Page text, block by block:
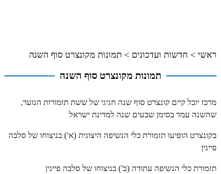
ראשי> חדשות ועדכונים > תמונות מקונצרט סוף השנה
תמונות מקונצרט סוף השנה
מרכז יובל קיים קונצרט סוף שנה חגיגי של ששת תזמורות הנוער,
שהשנה עמד בסימן שבעים שנה למדינת ישראל
בקונצרט הופיעו תזמורת כלי הנשיפה היצוגית (א') בניצוחו של סלבה
פייגין
תזמורת כלי הנשיפה עתודה (ב') בניצוחו של סלבה פייגין